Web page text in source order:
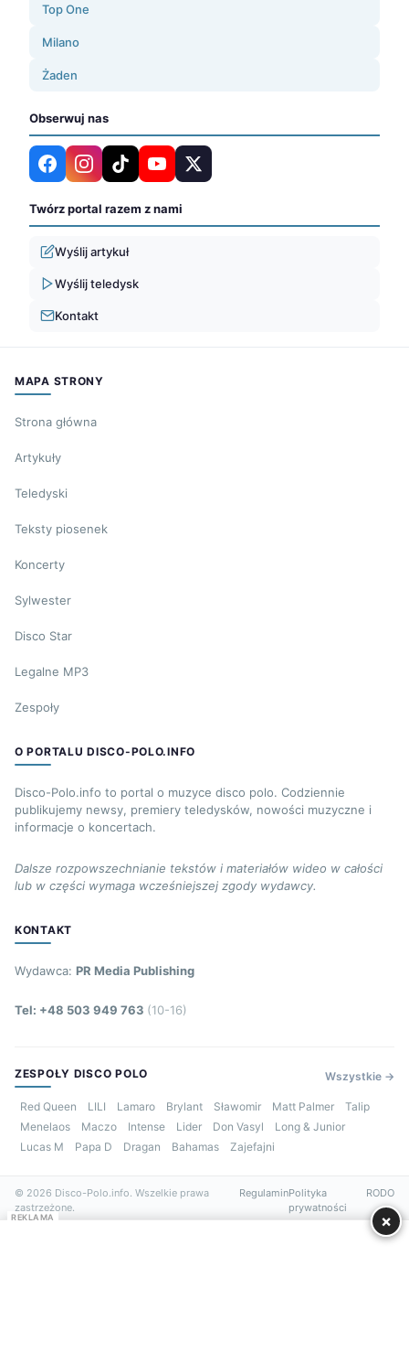
Top One
Milano
Żaden
Obserwuj nas
Twórz portal razem z nami
Wyślij artykuł
Wyślij teledysk
Kontakt
MAPA STRONY
Strona główna
Artykuły
Teledyski
Teksty piosenek
Koncerty
Sylwester
Disco Star
Legalne MP3
Zespoły
O PORTALU DISCO-POLO.INFO
Disco-Polo.info to portal o muzyce disco polo. Codziennie
publikujemy newsy, premiery teledysków, nowości muzyczne i
informacje o koncertach.
Dalsze rozpowszechnianie tekstów i materiałów wideo w całości
lub w części wymaga wcześniejszej zgody wydawcy.
KONTAKT
Wydawca: PR Media Publishing
Tel: +48 503 949 763 (10-16)
ZESPOŁY DISCO POLO Wszystkie →
Red Queen LILI Lamaro Brylant Sławomir Matt Palmer
Talip
Menelaos
Maczo Intense Lider Don Vasyl
Long & Junior
Lucas M
Papa D Dragan Bahamas Zajefajni
© 2026 Disco-Polo.info. Wszelkie prawa
zastrzeżone.
RegulaminPolityka
prywatności
RODO
REKLAMA ×